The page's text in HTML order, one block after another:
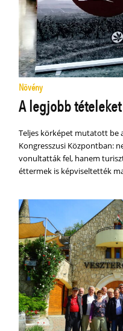
Növény
A legjobb
Teljes körképet mutatott be
Kongresszusi Központban:
vonultatták fel, hanem
éttermek is képviseltették